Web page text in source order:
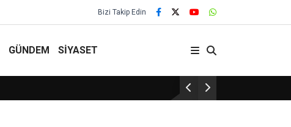
Bizi Takip Edin
GÜNDEM SİYASET
Kaçak Kazı Yapan 5 Şüpheli Yakalandı!